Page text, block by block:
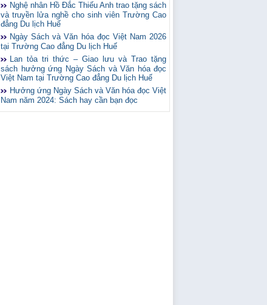
Nghệ nhân Hồ Đắc Thiếu Anh trao tặng sách
và truyền lửa nghề cho sinh viên Trường Cao
đẳng Du lịch Huế
Ngày Sách và Văn hóa đọc Việt Nam 2026
tại Trường Cao đẳng Du lịch Huế
Lan tỏa tri thức – Giao lưu và Trao tặng
sách hưởng ứng Ngày Sách và Văn hóa đọc
Việt Nam tại Trường Cao đẳng Du lịch Huế
Hưởng ứng Ngày Sách và Văn hóa đọc Việt
Nam năm 2024: Sách hay cần bạn đọc